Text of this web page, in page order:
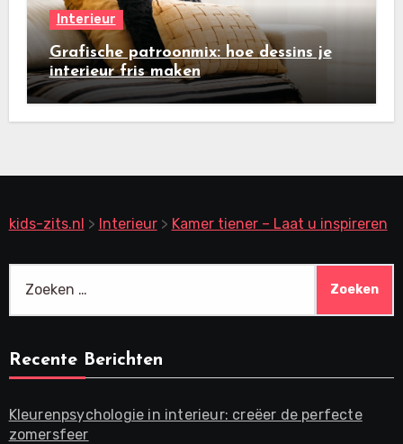
Interieur
Grafische patroonmix: hoe dessins je
interieur fris maken
kids-zits.nl > Interieur> Kamer tiener – Laat u inspireren
naar:
Recente Berichten
Kleurenpsychologie in interieur: creëer de perfecte
zomersfeer